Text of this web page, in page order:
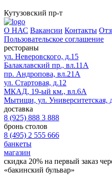
Кутузовский пр-т
О НАС Вакансии Контакты
Пользовательское соглашение
рестораны
ул. Неверовского, д.15
Балаклавский пр., вл.11А
пр. Андропова, вл.21А
ул. Стартовая, д.12
МКАД, 19-ый км., вл.6А
Мытищи, ул. Университетская,
доставка
8 (925) 888 3 888
бронь столов
8 (495) 2 555 666
банкеты
магазин
скидка 20% на первый заказ
«бакинский бульвар»